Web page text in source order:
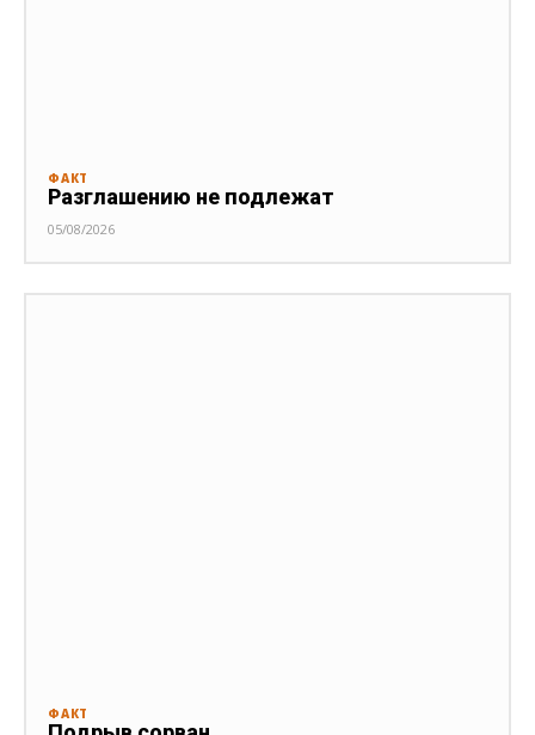
ФАКТ
Разглашению не подлежат
05/08/2026
ФАКТ